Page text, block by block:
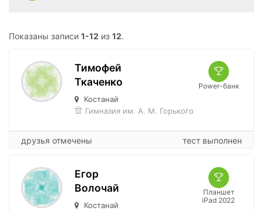
Показаны записи 1-12 из 12.
Power-банк
Тимофей
Ткаченко
Костанай
Гимназия им. А. М. Горького
друзья отмечены тест выполнен
Планшет
iPad 2022
Егор
Волочай
Костанай